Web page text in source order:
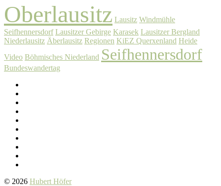
Oberlausitz Lausitz Windmühle
Seifhennersdorf Lausitzer Gebirge Karasek Lausitzer Bergland
Niederlausitz Äberlausitz Regionen KiEZ Querxenland Heide
Video Böhmisches Niederland Seifhennersdorf
Bundeswandertag
© 2026 Hubert Höfer